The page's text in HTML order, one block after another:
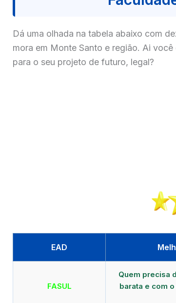
Dá uma olhada na tabela abaixo com
mora em Monte Santo e região. Ai
para o seu projeto de futuro, legal?
EAD
FASUL
Quem precisa
barata e com